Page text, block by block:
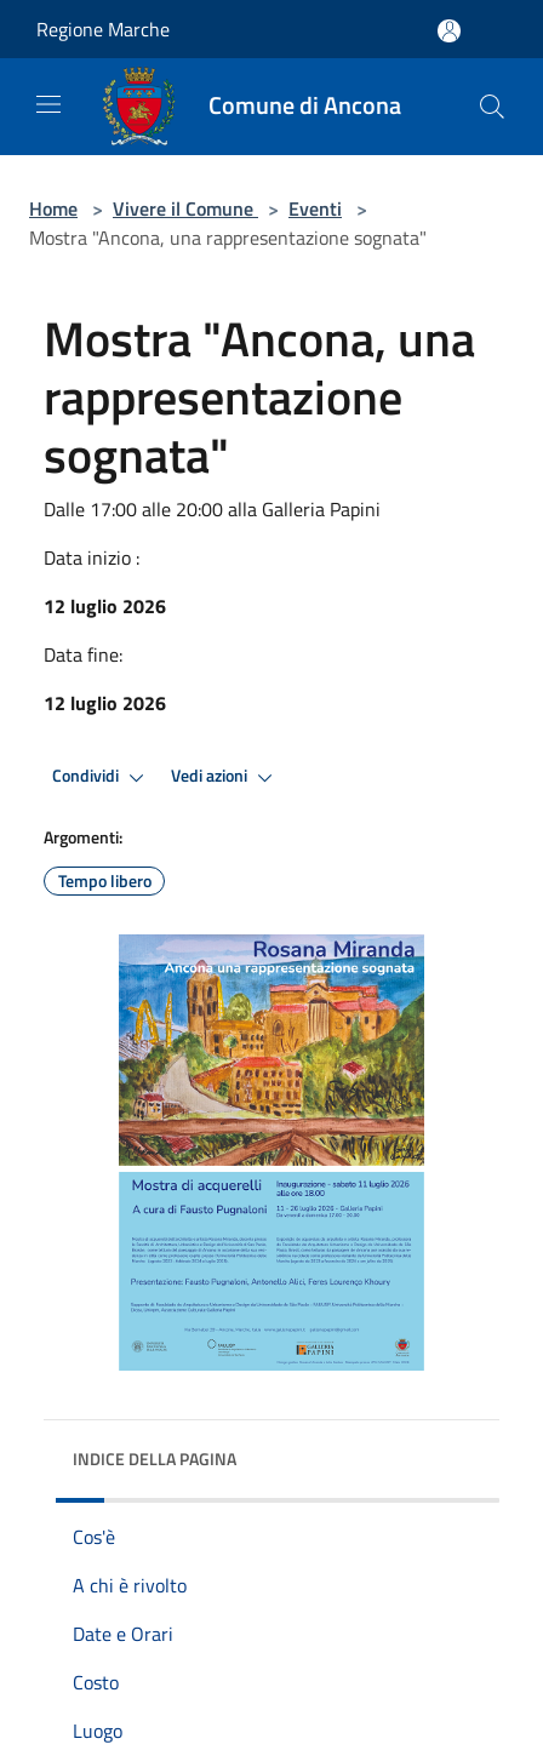
Regione Marche
Comune di Ancona
Home > Vivere il Comune > Eventi >
Mostra "Ancona, una rappresentazione sognata"
Mostra "Ancona, una
rappresentazione
sognata"
Dalle 17:00 alle 20:00 alla Galleria Papini
Data inizio :
12 luglio 2026
Data fine:
12 luglio 2026
Condividi Vedi azioni
Argomenti:
Tempo libero
INDICE DELLA PAGINA
Cos'è
A chi è rivolto
Date e Orari
Costo
Luogo